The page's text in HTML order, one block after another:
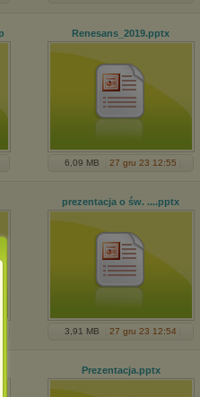
Renesans_2019.pptx
6,09 MB 27 gru 23 12:55
prezentacja o św. ....pptx
3,91 MB 27 gru 23 12:54
Prezentacja.pptx